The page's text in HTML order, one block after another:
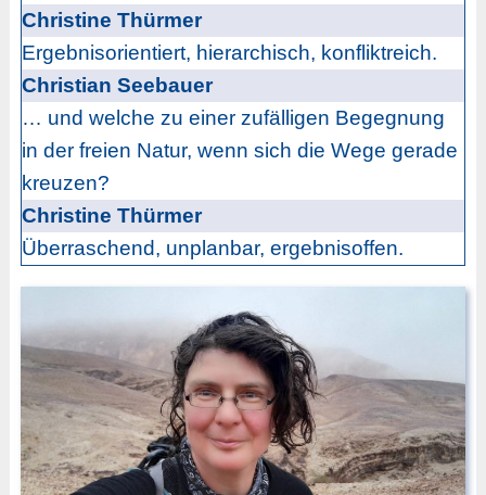
Christine Thürmer
Ergebnisorientiert, hierarchisch, konfliktreich.
Christian Seebauer
… und welche zu einer zufälligen Begegnung
in der freien Natur, wenn sich die Wege gerade
kreuzen?
Christine Thürmer
Überraschend, unplanbar, ergebnisoffen.